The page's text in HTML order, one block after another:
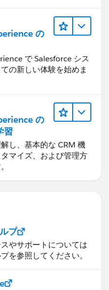
の
で Salesforce シス
の新しい体験を始めま
の
習
し、基本的な CRM 機
マイズ、および管理方
プ
やサポートについては
を参照してください。